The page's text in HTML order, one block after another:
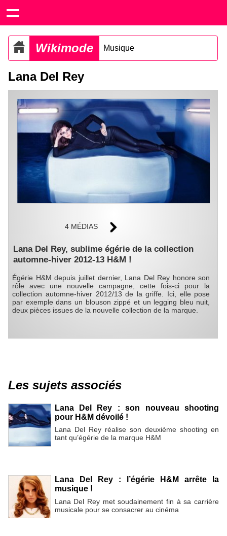
Wikimode Musique
Lana Del Rey
4 MÉDIAS
Lana Del Rey, sublime égérie de la collection
automne-hiver 2012-13 H&M !
Égérie H&M depuis juillet dernier, Lana Del Rey honore son
rôle avec une nouvelle campagne, cette fois-ci pour la
collection automne-hiver 2012/13 de la griffe. Ici, elle pose
par exemple dans un blouson zippé et un legging bleu nuit,
deux pièces issues de la nouvelle collection de la marque.
Les sujets associés
Lana Del Rey : son nouveau shooting
pour H&M dévoilé !
Lana Del Rey réalise son deuxième shooting en
tant qu’égérie de la marque H&M
Lana Del Rey : l’égérie H&M arrête la
musique !
Lana Del Rey met soudainement fin à sa carrière
musicale pour se consacrer au cinéma